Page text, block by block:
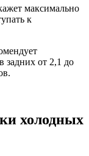
максимально
к
задних от 2,1 до
холодных